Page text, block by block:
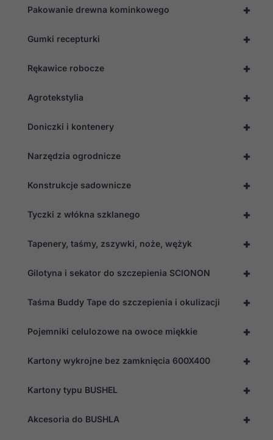
+
Pakowanie drewna kominkowego
+
Gumki recepturki
+
Rękawice robocze
+
Agrotekstylia
+
Doniczki i kontenery
+
Narzędzia ogrodnicze
+
Konstrukcje sadownicze
+
Tyczki z włókna szklanego
+
Tapenery, taśmy, zszywki, noże, wężyk
+
Gilotyna i sekator do szczepienia SCIONON
+
Taśma Buddy Tape do szczepienia i okulizacji
+
Pojemniki celulozowe na owoce miękkie
+
Kartony wykrojne bez zamknięcia 600X400
+
Kartony typu BUSHEL
+
Akcesoria do BUSHLA
i strukturę
internetowej.
swoje
zachowania
podczas
strony, zwiększasz
szansę na